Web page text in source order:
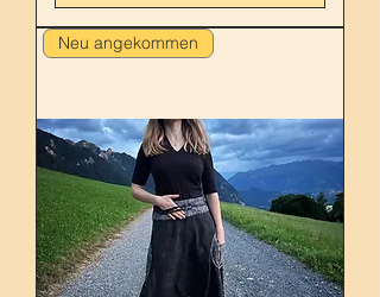
Neu angekommen